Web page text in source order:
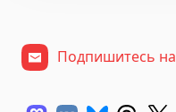
Подпишитесь